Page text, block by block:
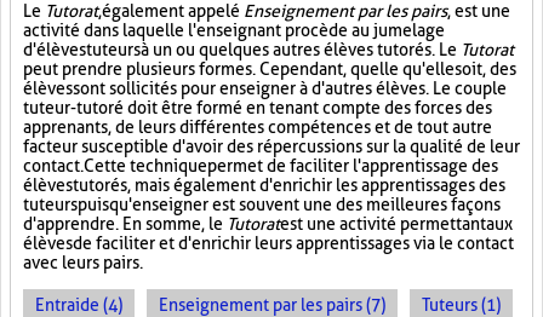
Le Tutorat, également appelé Enseignement par les pairs, est une
activité dans laquelle l'enseignant procède au jumelage
d'élèves tuteurs à un ou quelques autres élèves tutorés. Le Tutorat
peut prendre plusieurs formes. Cependant, quelle qu'elle soit, des
élèves sont sollicités pour enseigner à d'autres élèves. Le couple
tuteur-tutoré doit être formé en tenant compte des forces des
apprenants, de leurs différentes compétences et de tout autre
facteur susceptible d'avoir des répercussions sur la qualité de leur
contact. Cette technique permet de faciliter l'apprentissage des
élèves tutorés, mais également d'enrichir les apprentissages des
tuteurs puisqu'enseigner est souvent une des meilleures façons
d'apprendre. En somme, le Tutoratest une activité permettant aux
élèves de faciliter et d'enrichir leurs apprentissages via le contact
avec leurs pairs.
Entraide (4) Enseignement par les pairs (7) Tuteurs (1)